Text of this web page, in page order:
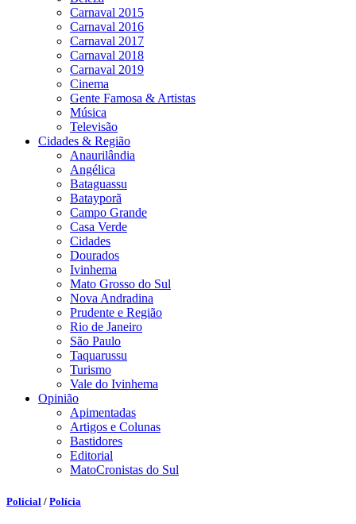
Carnaval 2015
Carnaval 2016
Carnaval 2017
Carnaval 2018
Carnaval 2019
Cinema
Gente Famosa & Artistas
Música
Televisão
Cidades & Região
Anaurilândia
Angélica
Bataguassu
Batayporã
Campo Grande
Casa Verde
Cidades
Dourados
Ivinhema
Mato Grosso do Sul
Nova Andradina
Prudente e Região
Rio de Janeiro
São Paulo
Taquarussu
Turismo
Vale do Ivinhema
Opinião
Apimentadas
Artigos e Colunas
Bastidores
Editorial
MatoCronistas do Sul
Policial / Polícia